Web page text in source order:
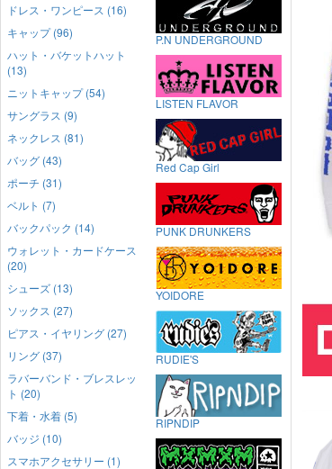
ドレス・ワンピース (16)
キャップ (96)
ハット・バケットハット
(13)
ニットキャップ (54)
サングラス (9)
ネックレス (81)
バッグ (43)
ポーチ (31)
ベルト (7)
バックパック (14)
ウォレット・カードケース
(20)
シューズ (13)
ソックス (27)
ピアス・イヤリング (27)
リング (37)
ラバーバンド・ブレスレッ
ト (20)
下着・水着 (5)
バッジ (10)
スマホアクセサリー (1)
P.N UNDERGROUND
LISTEN FLAVOR
Red Cap Girl
PUNK DRUNKERS
YOIDORE
RUDIE'S
RIPNDIP